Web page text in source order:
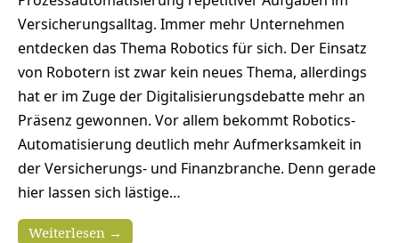
Versicherungsalltag. Immer mehr Unternehmen
entdecken das Thema Robotics für sich. Der Einsatz
von Robotern ist zwar kein neues Thema, allerdings
hat er im Zuge der Digitalisierungsdebatte mehr an
Präsenz gewonnen. Vor allem bekommt Robotics-
Automatisierung deutlich mehr Aufmerksamkeit in
der Versicherungs- und Finanzbranche. Denn gerade
hier lassen sich lästige…
Weiterlesen →